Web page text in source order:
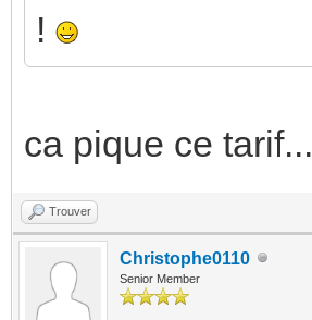
!
ca pique ce tarif...
Trouver
Christophe0110
Senior Member